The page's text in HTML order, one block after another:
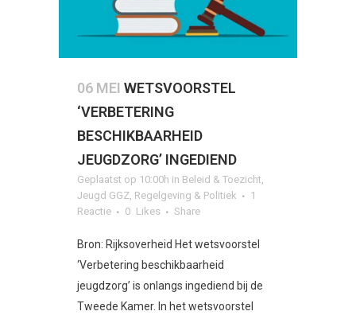
06 MEI WETSVOORSTEL
‘VERBETERING
BESCHIKBAARHEID
JEUGDZORG’ INGEDIEND
Geplaatst op 10:00h in Beleid & Toezicht,
Jeugd GGZ, Regelgeving & Politiek
1
Reactie
0 Likes Share
Bron: Rijksoverheid Het wetsvoorstel
‘Verbetering beschikbaarheid
jeugdzorg’ is onlangs ingediend bij de
Tweede Kamer. In het wetsvoorstel